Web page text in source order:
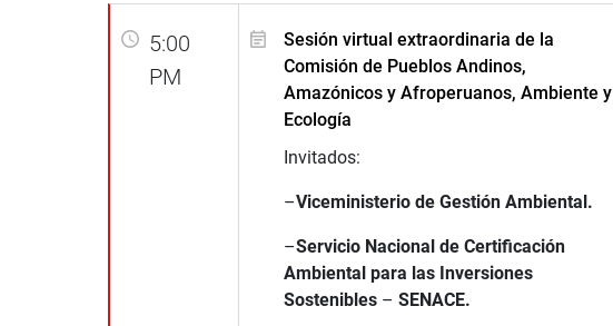
5:00
PM
Sesión virtual extraordinaria de la
Comisión de Pueblos Andinos,
Amazónicos y Afroperuanos, Ambiente y
Ecología
Invitados:
–Viceministerio de Gestión Ambiental.
–Servicio Nacional de Certificación
Ambiental para las Inversiones
Sostenibles– SENACE.